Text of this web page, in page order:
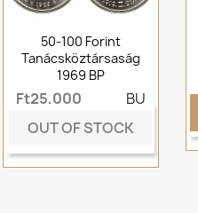
50-100 Forint
Tanácsköztársaság
1969 BP
Ft25,000
BU
OUT OF STOCK